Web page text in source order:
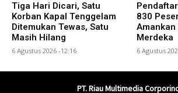
Tiga Hari Dicari, Satu
Korban Kapal Tenggelam
Ditemukan Tewas, Satu
Masih Hilang
6 Agustus 2026 -12:16
830
Amankan
Merdeka
6 Agustus
PT. Riau Multimedia